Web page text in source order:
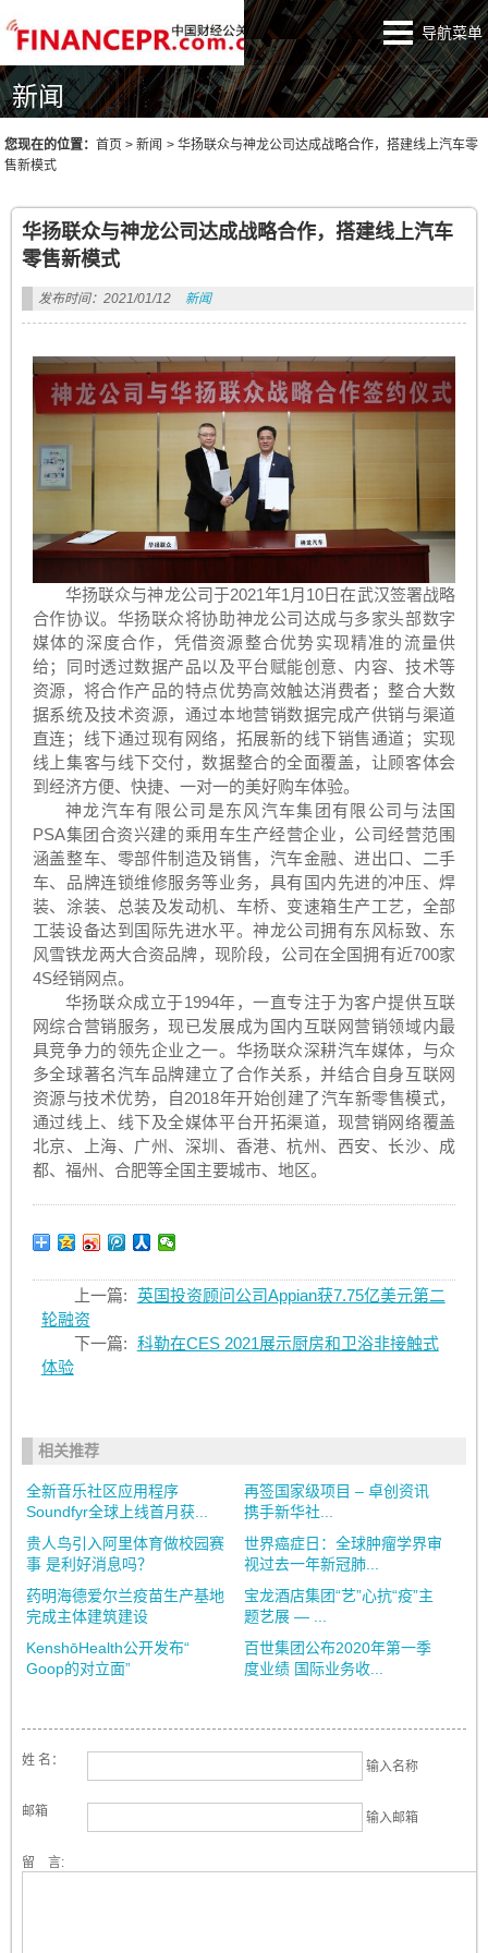
导航菜单
新闻
您现在的位置：首页 >新闻 >华扬联众与神龙公司达成战略合作，搭建线上汽车零
售新模式
华扬联众与神龙公司达成战略合作，搭建线上汽车
零售新模式
发布时间：2021/01/12 新闻
华扬联众与神龙公司于2021年1月10日在武汉签署战略
合作协议。华扬联众将协助神龙公司达成与多家头部数字
媒体的深度合作，凭借资源整合优势实现精准的流量供
给；同时透过数据产品以及平台赋能创意、内容、技术等
资源，将合作产品的特点优势高效触达消费者；整合大数
据系统及技术资源，通过本地营销数据完成产供销与渠道
直连；线下通过现有网络，拓展新的线下销售通道；实现
线上集客与线下交付，数据整合的全面覆盖，让顾客体会
到经济方便、快捷、一对一的美好购车体验。
神龙汽车有限公司是东风汽车集团有限公司与法国
PSA集团合资兴建的乘用车生产经营企业，公司经营范围
涵盖整车、零部件制造及销售，汽车金融、进出口、二手
车、品牌连锁维修服务等业务，具有国内先进的冲压、焊
装、涂装、总装及发动机、车桥、变速箱生产工艺，全部
工装设备达到国际先进水平。神龙公司拥有东风标致、东
风雪铁龙两大合资品牌，现阶段，公司在全国拥有近700家
4S经销网点。
华扬联众成立于1994年，一直专注于为客户提供互联
网综合营销服务，现已发展成为国内互联网营销领域内最
具竞争力的领先企业之一。华扬联众深耕汽车媒体，与众
多全球著名汽车品牌建立了合作关系，并结合自身互联网
资源与技术优势，自2018年开始创建了汽车新零售模式，
通过线上、线下及全媒体平台开拓渠道，现营销网络覆盖
北京、上海、广州、深圳、香港、杭州、西安、长沙、成
都、福州、合肥等全国主要城市、地区。
上一篇: 英国投资顾问公司Appian获7.75亿美元第二
轮融资
下一篇: 科勒在CES 2021展示厨房和卫浴非接触式
体验
相关推荐
全新音乐社区应用程序
Soundfyr全球上线首月获...
再签国家级项目 – 卓创资讯
携手新华社...
贵人鸟引入阿里体育做校园赛
事 是利好消息吗？
世界癌症日：全球肿瘤学界审
视过去一年新冠肺...
药明海德爱尔兰疫苗生产基地
完成主体建筑建设
宝龙酒店集团“艺”心抗“疫”主
题艺展 — ...
KenshōHealth公开发布“
Goop的对立面”
百世集团公布2020年第一季
度业绩 国际业务收...
姓 名： 输入名称
邮箱 输入邮箱
留 言: